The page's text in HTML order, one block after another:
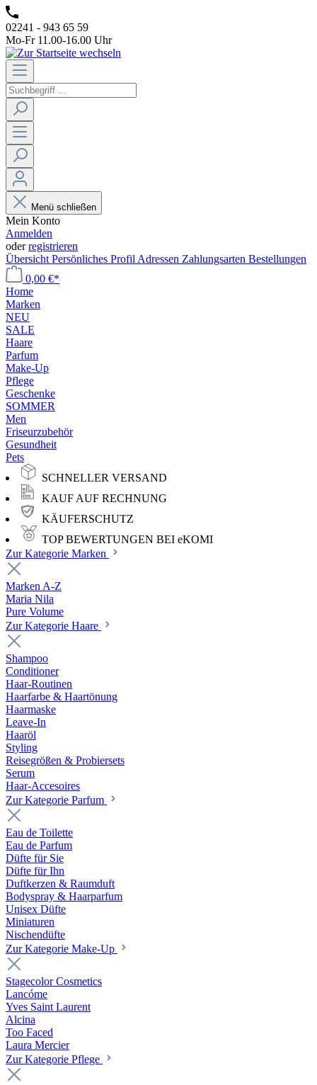
02241 - 943 65 59
Mo-Fr 11.00-16.00 Uhr
Menü schließen
Mein Konto
Anmelden
oderregistrieren
Übersicht Persönliches Profil Adressen Zahlungsarten Bestellungen
0,00 €*
Home
Marken
NEU
SALE
Haare
Parfum
Make-Up
Pflege
Geschenke
SOMMER
Men
Friseurzubehör
Gesundheit
Pets
SCHNELLER VERSAND
KAUF AUF RECHNUNG
KÄUFERSCHUTZ
TOP BEWERTUNGEN BEI eKOMI
Zur Kategorie Marken
Marken A-Z
Maria Nila
Pure Volume
Zur Kategorie Haare
Shampoo
Conditioner
Haar-Routinen
Haarfarbe & Haartönung
Haarmaske
Leave-In
Haaröl
Styling
Reisegrößen & Probiersets
Serum
Haar-Accesoires
Zur Kategorie Parfum
Eau de Toilette
Eau de Parfum
Düfte für Sie
Düfte für Ihn
Duftkerzen & Raumduft
Bodyspray & Haarparfum
Unisex Düfte
Miniaturen
Nischendüfte
Zur Kategorie Make-Up
Stagecolor Cosmetics
Lancóme
Yves Saint Laurent
Alcina
Too Faced
Laura Mercier
Zur Kategorie Pflege